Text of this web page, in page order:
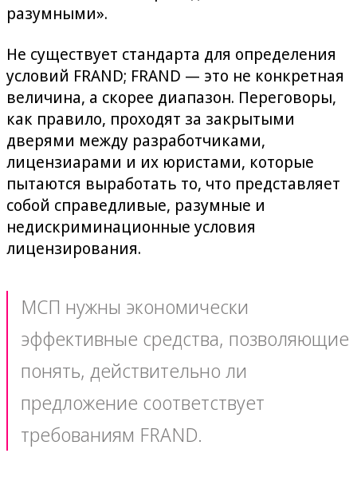
разумными».
Не существует стандарта для определения
условий FRAND; FRAND — это не конкретная
величина, а скорее диапазон. Переговоры,
как правило, проходят за закрытыми
дверями между разработчиками,
лицензиарами и их юристами, которые
пытаются выработать то, что представляет
собой справедливые, разумные и
недискриминационные условия
лицензирования.
МСП нужны экономически
эффективные средства, позволяющие
понять, действительно ли
предложение соответствует
требованиям FRAND.